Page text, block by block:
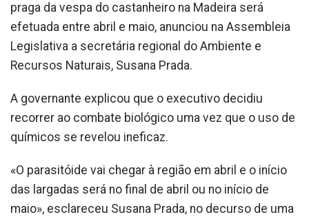
praga da vespa do castanheiro na Madeira será
efetuada entre abril e maio, anunciou na Assembleia
Legislativa a secretária regional do Ambiente e
Recursos Naturais, Susana Prada.
A governante explicou que o executivo decidiu
recorrer ao combate biológico uma vez que o uso de
químicos se revelou ineficaz.
«O parasitóide vai chegar à região em abril e o início
das largadas será no final de abril ou no início de
maio», esclareceu Susana Prada, no decurso de uma